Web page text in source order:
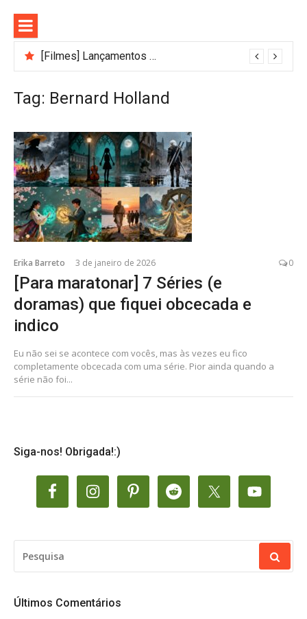
para
conteúdo
[Filmes] Lançamentos de agosto no Adrenalina Pura+ trazem ação e suspenseBastidores do Filme Filhos de Sangue e Osso Revelam a Magia de Orïsha
Tag: Bernard Holland
Erika Barreto 3 de janeiro de 2026 0
[Para maratonar] 7 Séries (e
doramas) que fiquei obcecada e
indico
Eu não sei se acontece com vocês, mas às vezes eu fico
completamente obcecada com uma série. Pior ainda quando a
série não foi...
Siga-nos! Obrigada!:)
POR:
Últimos Comentários